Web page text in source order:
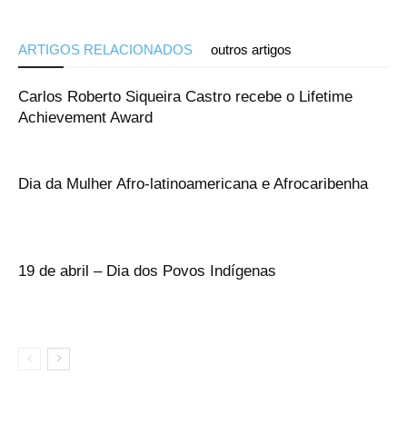
ARTIGOS RELACIONADOS outros artigos
Carlos Roberto Siqueira Castro recebe o Lifetime
Achievement Award
Dia da Mulher Afro-latinoamericana e Afrocaribenha
19 de abril – Dia dos Povos Indígenas